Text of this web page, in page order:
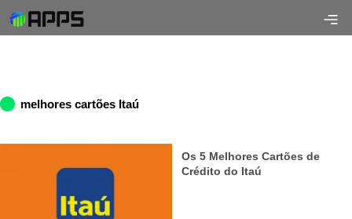
melhores cartões Itaú
Os 5 Melhores Cartões de
Crédito do Itaú